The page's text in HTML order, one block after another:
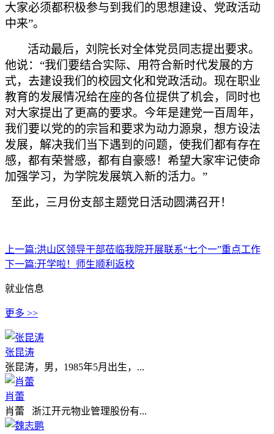
大家必须都积极参与到我们的思想建设、党政活动
中来”。
活动最后，刘院长对全体党员同志提出要求。
他说： “我们要结合实际、用符合新时代发展的方
式，去建设我们的校园文化和党政活动。现在职业
教育的发展情况给在座的各位提供了机会，同时也
对大家提出了更高的要求。今年是建党一百周年，
我们要以党的的宗旨和要求为动力源泉，想方设法
发展，解决我们当下遇到的问题，使我们都有存在
感，都有荣誉感，都有自豪感！希望大家牢记使命
加强学习，为学院发展筑入新的活力。”
至此，三月份支部主题党日活动圆满召开！
上一篇:洪山区领导干部莅临我院开展联系“七个一”重点工作
下一篇:开学啦！师生顺利返校
就业信息
更多 >>
张昆涛
张昆涛，男，1985年5月出生，...
肖蕾
肖蕾 浙江开元物业管理股份有...